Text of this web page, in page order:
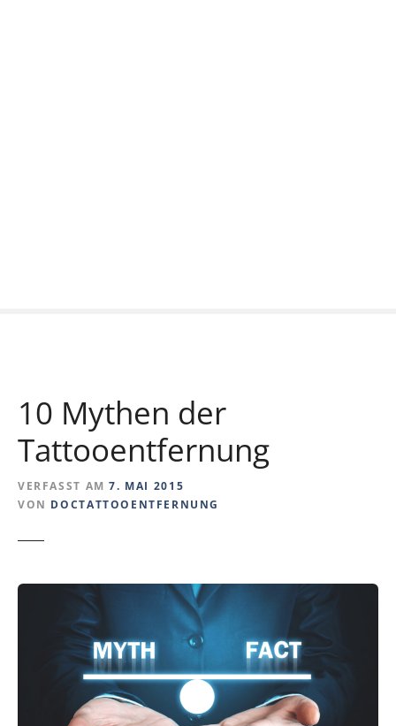
10 Mythen der
Tattooentfernung
VERFASST AM 7. MAI 2015
VON DOCTATTOOENTFERNUNG